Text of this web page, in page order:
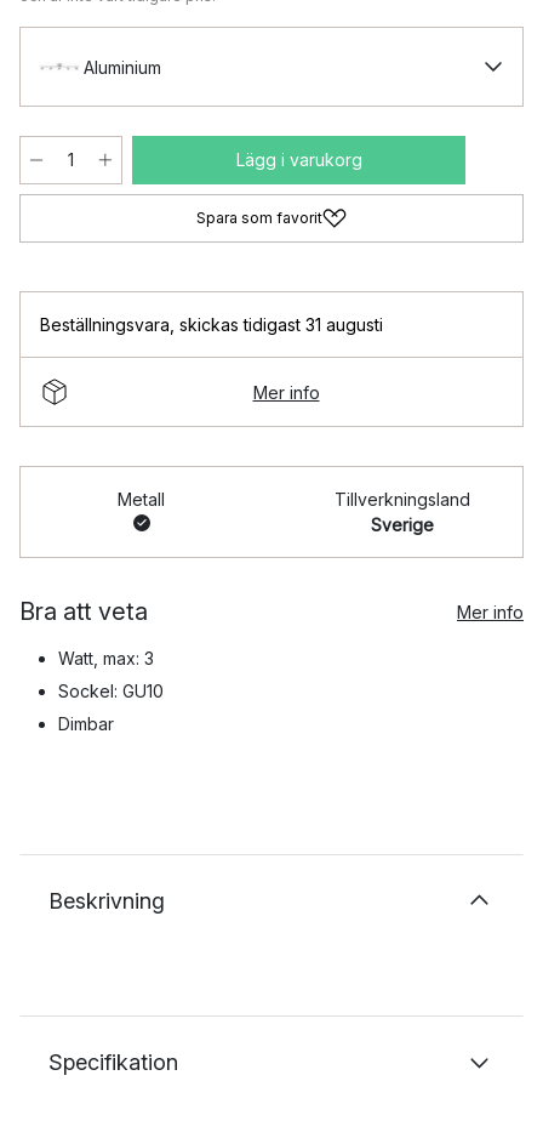
Aluminium
Lägg i varukorg
Spara som favorit
Beställningsvara skickas tidigast 31 augusti
Mer info
Metall
Tillverkningsland
Sverige
Bra att veta Mer info
Watt, max: 3
Sockel: GU10
Dimbar
Beskrivning
Specifikation